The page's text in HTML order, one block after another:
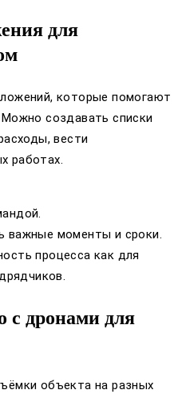
для
которые помогают
создавать списки
вести
работах.
важные моменты и сроки.
процесса как для
с дронами для
объекта на разных